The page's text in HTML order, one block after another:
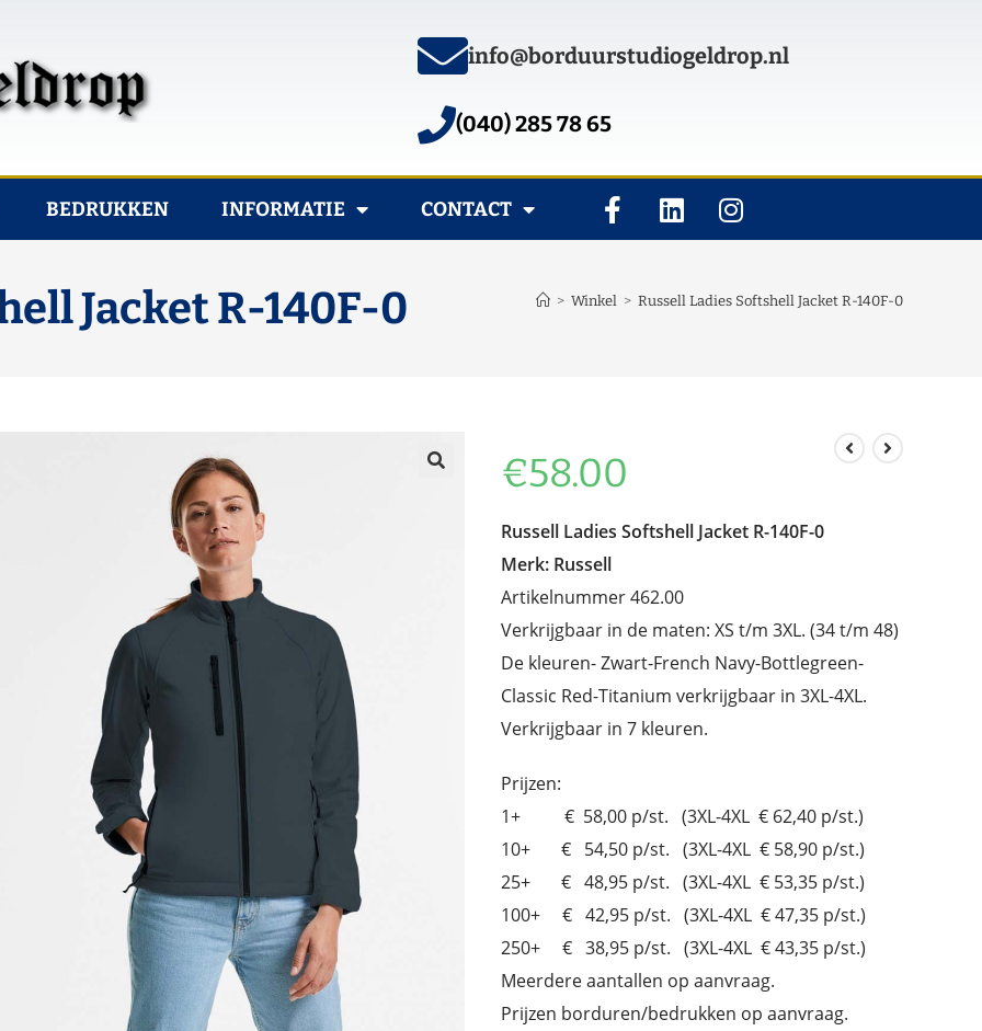
info@borduurstudiogeldrop.nl
(040) 285 78 65
BEDRUKKEN INFORMATIE CONTACT
Jacket R-140F-0 > Winkel > Russell Ladies Softshell Jacket R-140F-0
€58.00
Russell Ladies Softshell Jacket R-140F-0
Merk: Russell
Artikelnummer 462.00
Verkrijgbaar in de maten: XS t/m 3XL. (34 t/m 48)
De kleuren- Zwart-French Navy-Bottlegreen-
Classic Red-Titanium verkrijgbaar in 3XL-4XL.
Verkrijgbaar in 7 kleuren.
Prijzen:
1+ € 58,00 p/st. (3XL-4XL € 62,40 p/st.)
10+ € 54,50 p/st. (3XL-4XL € 58,90 p/st.)
25+ € 48,95 p/st. (3XL-4XL € 53,35 p/st.)
100+ € 42,95 p/st. (3XL-4XL € 47,35 p/st.)
250+ € 38,95 p/st. (3XL-4XL € 43,35 p/st.)
Meerdere aantallen op aanvraag.
Prijzen borduren/bedrukken op aanvraag.